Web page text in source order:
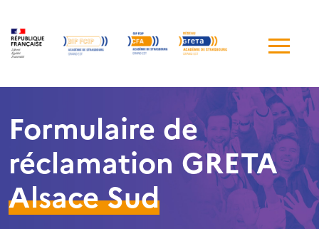
de
Formulaire de
réclamation GRETA
Alsace Sud